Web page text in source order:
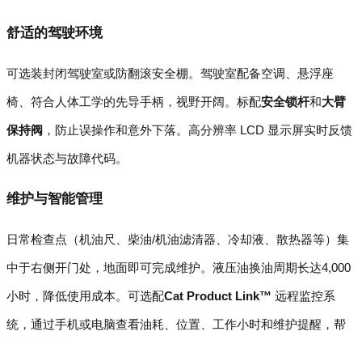
舒适的驾驶环境
可选装封闭驾驶室或防翻滚安全棚。驾驶室配备空调、悬浮座
椅、符合人体工学的先导手柄，视野开阔。标配安全锁杆和大臂
保持阀 ，防止误操作和意外下落。高分辨率 LCD 显示屏实时反馈
机器状态与故障代码。
维护与智能管理
日常检查点（机油尺、柴油/机油滤清器、冷却液、散热器等）集
中于右侧开门处，地面即可完成维护。液压油换油周期长达4,000
小时，降低使用成本。可选配Cat Product Link™ 远程监控系
统，通过手机或电脑查看油耗、位置、工作小时和维护提醒，帮